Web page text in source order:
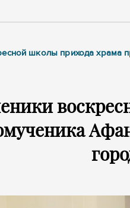
школы прихода храма